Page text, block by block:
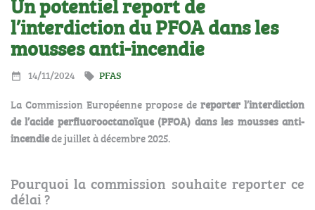
l’interdiction du PFOA dans les
mousses anti-incendie
 14/11/2024  PFAS
La Commission Européenne propose de reporter l’interdiction
de l’acide perfluorooctanoïque (PFOA) dans les mousses anti-
incendiede juillet à décembre 2025.
Pourquoi la commission souhaite reporter ce
délai ?